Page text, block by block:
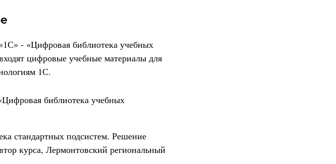
- «Цифровая библиотека учебных
цифровые учебные материалы для
1С.
библиотека учебных
стандартных подсистем. Решение
курса, Лермонтовский региональный